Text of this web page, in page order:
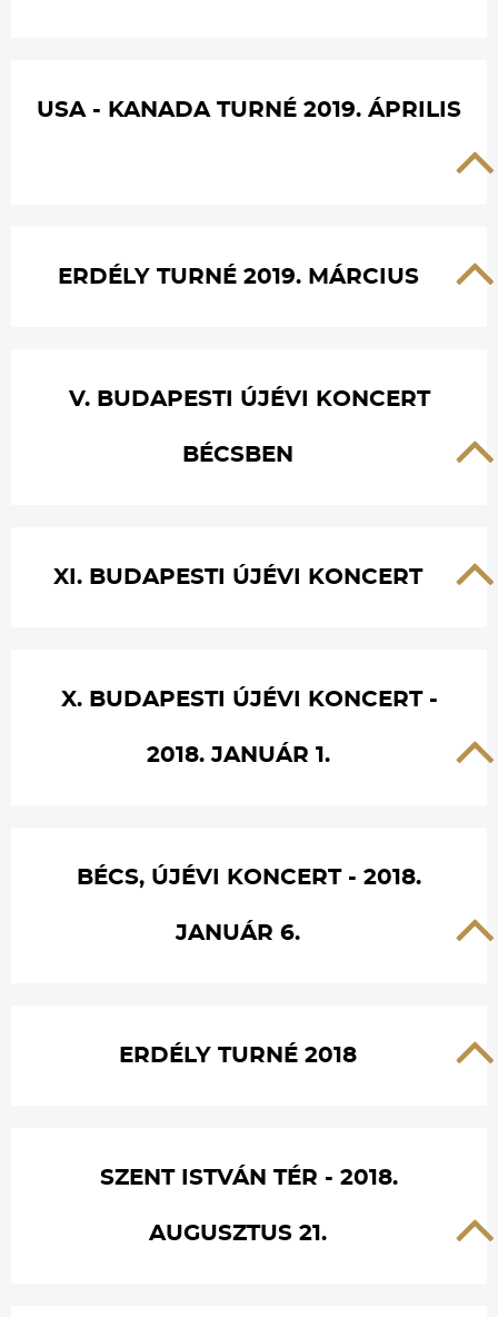
USA - KANADA TURNÉ 2019. ÁPRILIS
ERDÉLY TURNÉ 2019. MÁRCIUS
V. BUDAPESTI ÚJÉVI KONCERT
BÉCSBEN
XI. BUDAPESTI ÚJÉVI KONCERT
X. BUDAPESTI ÚJÉVI KONCERT -
2018. JANUÁR 1.
BÉCS, ÚJÉVI KONCERT - 2018.
JANUÁR 6.
ERDÉLY TURNÉ 2018
SZENT ISTVÁN TÉR - 2018.
AUGUSZTUS 21.